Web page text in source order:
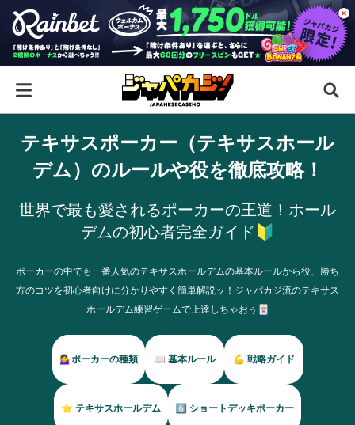
テキサスポーカー（テキサスホール
デム）のルールや役を徹底攻略！
世界で最も愛されるポーカーの王道！ホール
デムの初心者完全ガイド🔰
ポーカーの中でも一番人気のテキサスホールデムの基本ルールから役、勝ち
方のコツを初心者向けに分かりやすく簡単解説ッ！ジャパカジ流のテキサス
ホールデム練習ゲームで上達しちゃおぅ🃏
💁‍♀️ポーカーの種類 📖 基本ルール 💪 戦略ガイド
⭐️ テキサスホールデム 6️⃣ ショートデッキポーカー